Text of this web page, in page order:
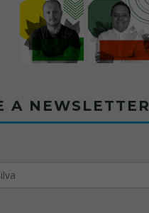
A NEWSLETTER